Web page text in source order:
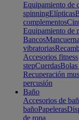
Equipamiento de
spinningElípticas
complementos
Equipamiento de
Bancos
vibratorias
Accesorios fitness
stepCuerdasBolas
Recuperación
percusión
Baño
Accesorios de
bañoPapeleras
de ropa